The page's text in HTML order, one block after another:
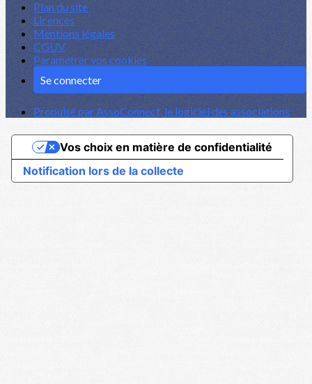
Plan du site
Licences
Mentions légales
CGUV
Paramétrer vos cookies
Se connecter
Propulsé par AssoConnect, le logiciel des associations
Notification lors de la collecte
Vos choix en matière de confidentialité